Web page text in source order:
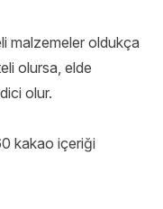
malzemeler oldukça
olursa, elde
olur.
kakao içeriği